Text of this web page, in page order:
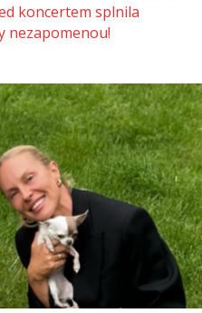
koncertem splnila
nezapomenou!